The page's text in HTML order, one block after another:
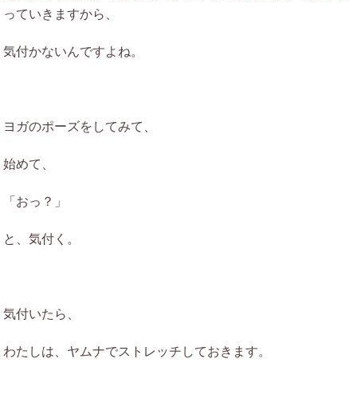
っていきますから、
気付かないんですよね。
ヨガのポーズをしてみて、
始めて、
「おっ？」
と、気付く。
気付いたら、
わたしは、ヤムナでストレッチしておきます。